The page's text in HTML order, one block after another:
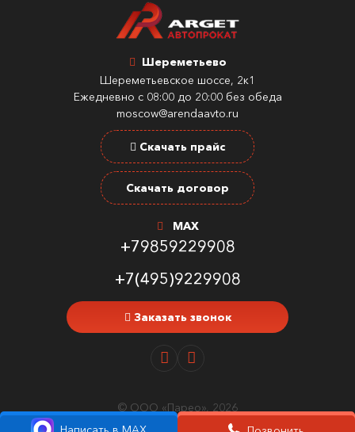
Шереметьево
Шереметьевское шоссе, 2к1
Ежедневно с 08:00 до 20:00 без обеда
moscow@arendaavto.ru
Скачать прайс
Скачать договор
MAX
+79859229908
+7(495)9229908
Заказать звонок
© ООО «Парео», 2026